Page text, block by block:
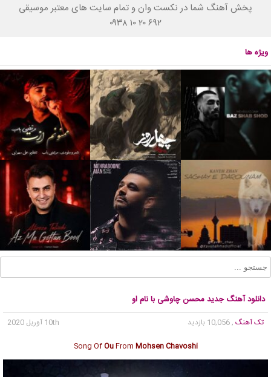
پخش آهنگ شما در نکست وان و تمام سایت های معتبر موسیقی
۰۹۳۸ ۱۰ ۲۰ ۶۹۲
ویژه ها
دانلود آهنگ جدید محسن چاوشی با نام او
تک آهنگ , 10,056 بازدید
10th آوریل 2020
Song OfOuFrom Mohsen Chavoshi